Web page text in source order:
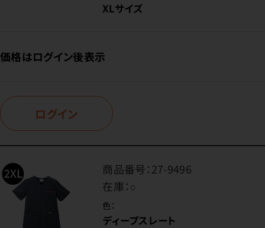
XLサイズ
価格はログイン後表示
ログイン
商品番号：27-9496
在庫：○
色：
ディープスレート